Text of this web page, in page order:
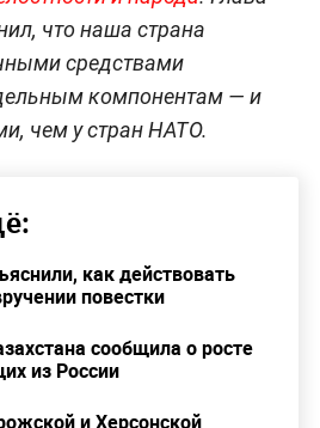
что наша страна
средствами
компонентам — и
чем у стран НАТО.
как действовать
повестки
сообщила о росте
из России
и Херсонской